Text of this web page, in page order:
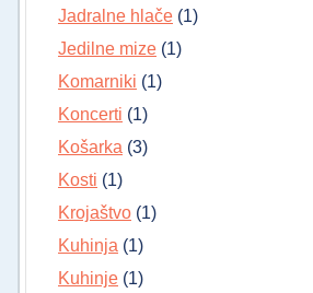
Jadralne hlače (1)
Jedilne mize (1)
Komarniki (1)
Koncerti (1)
Košarka (3)
Kosti (1)
Krojaštvo (1)
Kuhinja (1)
Kuhinje (1)